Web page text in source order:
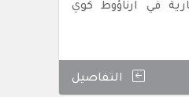
في ارناؤوط كوي
التفاصيل